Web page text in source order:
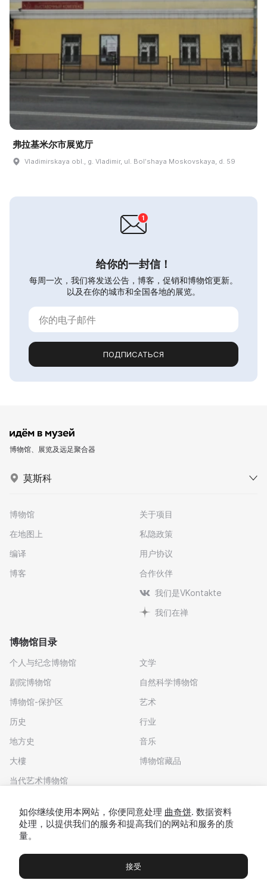
弗拉基米尔市展览厅
Vladimirskaya obl., g. Vladimir, ul. Bolʹshaya Moskovskaya, d. 59
给你的一封信！
每周一次，我们将发送公告，博客，促销和博物馆更新。
以及在你的城市和全国各地的展览。
ПОДПИСАТЬСЯ
博物馆、展览及远足聚合器
莫斯科
博物馆
在地图上
编译
博客
关于项目
私隐政策
用户协议
合作伙伴
我们是VKontakte
我们在禅
博物馆目录
个人与纪念博物馆
剧院博物馆
博物馆-保护区
历史
地方史
大樓
当代艺术博物馆
文学
自然科学博物馆
艺术
行业
音乐
博物馆藏品
博物馆 展览及展览 Чаты Вы
如你继续使用本网站，你便同意处理 曲奇饼. 数据资料
处理，以提供我们的服务和提高我们的网站和服务的质
量。
接受